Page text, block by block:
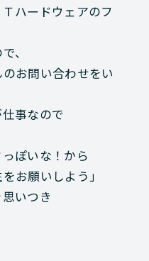
ハードウェアのフ
、
お問い合わせをい
事なので
ぽいな！から
お願いしよう」
いつき